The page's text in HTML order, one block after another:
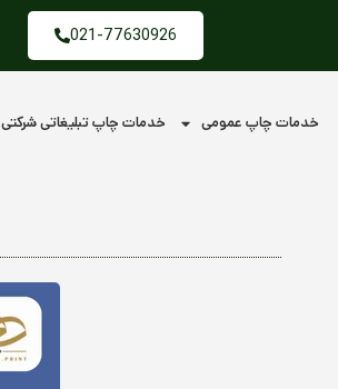
محتوا
021-77630926
خدمات چاپ عمومی خدمات چاپ تبلیغاتی شرکتی